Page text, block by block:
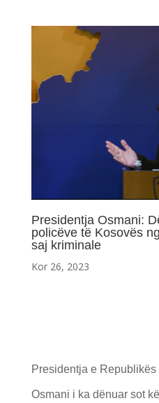
Presidentja Osmani:
policëve të Kosovës
saj kriminale
Kor 26, 2023
Presidentja e
Osmani i ka dënuar sot